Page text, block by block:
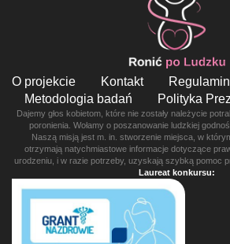
O projekcie Kontakt
Regulamin
Metodologia badań
Polityka
Dajemy głos kobietom, które nie zostały należycie
poronienia. Wołamy o poszanowanie ludzkiej
Naszą misją jest m. in. stworzenie miejsca, w
otrzymają natychmiastowe informacje dotyczące
urodzeniu, i w razie potrzeby, uzyskają szybką pomoc
Laureat konkursu: